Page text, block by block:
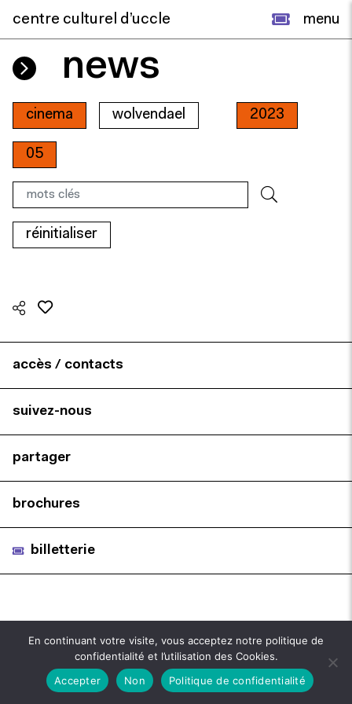
centre culturel d’uccle menu
news
cinema wolvendael 2023
05
réinitialiser
accès / contacts
suivez-nous
partager
brochures
billetterie
En continuant votre visite, vous acceptez notre politique de
confidentialité et l’utilisation des Cookies.
Accepter
Non Politique de confidentialité